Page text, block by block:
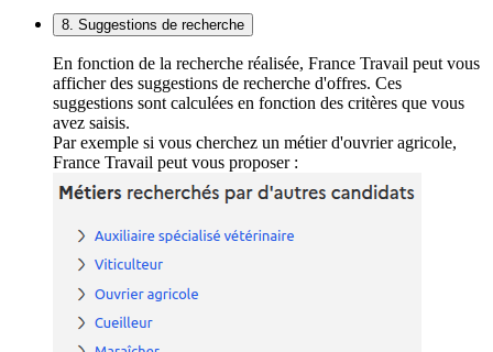
8. Suggestions de recherche
En fonction de la recherche réalisée, France Travail peut vous
afficher des suggestions de recherche d'offres. Ces
suggestions sont calculées en fonction des critères que vous
avez saisis.
Par exemple si vous cherchez un métier d'ouvrier agricole,
France Travail peut vous proposer :